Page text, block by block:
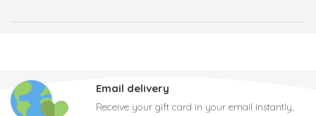
Email delivery
Receive your gift card in your email instantly,